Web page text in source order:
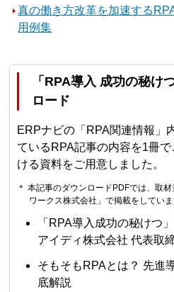
真の働き方改革を加速する
用例集
「RPA導入 成功の秘け
ロード
ERPナビの「RPA関連情報」
ているRPA記事の内容を1冊
ける資料をご用意しました。
＊ 本記事のダウンロードPDFでは、取
ワークス株式会社」で掲載をしていま
「RPA導入成功の秘けつ
アイディ株式会社 代表取
そもそもRPAとは？ 先進
底解説